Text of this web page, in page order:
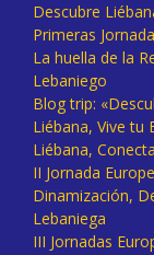
Descubre
Primeras
La huella de la
Lebaniego
Blog trip:
Liébana, Vive tu
Liébana,
II Jornada
Dinamización,
Lebaniega
III Jornadas